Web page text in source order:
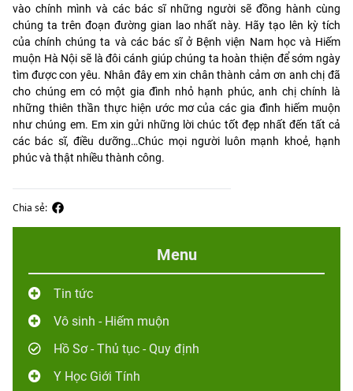
vào chính mình và các bác sĩ những người sẽ đồng hành cùng
chúng ta trên đoạn đường gian lao nhất này. Hãy tạo lên kỳ tích
của chính chúng ta và các bác sĩ ở Bệnh viện Nam học và Hiếm
muộn Hà Nội sẽ là đôi cánh giúp chúng ta hoàn thiện để sớm ngày
tìm được con yêu. Nhân đây em xin chân thành cảm ơn anh chị đã
cho chúng em có một gia đình nhỏ hạnh phúc, anh chị chính là
những thiên thần thực hiện ước mơ của các gia đình hiếm muộn
như chúng em. Em xin gửi những lời chúc tốt đẹp nhất đến tất cả
các bác sĩ, điều dưỡng…Chúc mọi người luôn mạnh khoẻ, hạnh
phúc và thật nhiều thành công.
Chia sẻ:
Menu
Tin tức
Vô sinh - Hiếm muộn
Hồ Sơ - Thủ tục - Quy định
Y Học Giới Tính